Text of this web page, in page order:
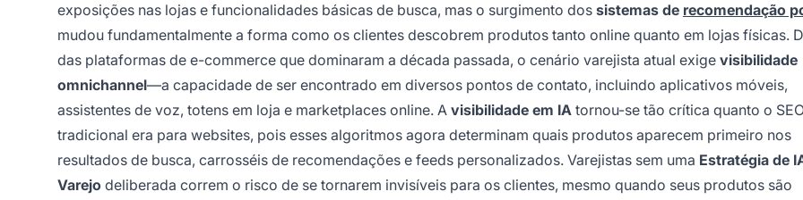
exposições nas lojas e funcionalidades básicas de busca, mas o surgimento dos sistemas de recomendação
mudou fundamentalmente a forma como os clientes descobrem produtos tanto online quanto em lojas físicas.
das plataformas de e-commerce que dominaram a década passada, o cenário varejista atual exige visibilidade
omnichannel—a capacidade de ser encontrado em diversos pontos de contato, incluindo aplicativos móveis,
assistentes de voz, totens em loja e marketplaces online. A visibilidade em IA tornou-se tão crítica quanto o
tradicional era para websites, pois esses algoritmos agora determinam quais produtos aparecem primeiro nos
resultados de busca, carrosséis de recomendações e feeds personalizados. Varejistas sem uma Estratégia de
Varejo deliberada correm o risco de se tornarem invisíveis para os clientes, mesmo quando seus produtos são